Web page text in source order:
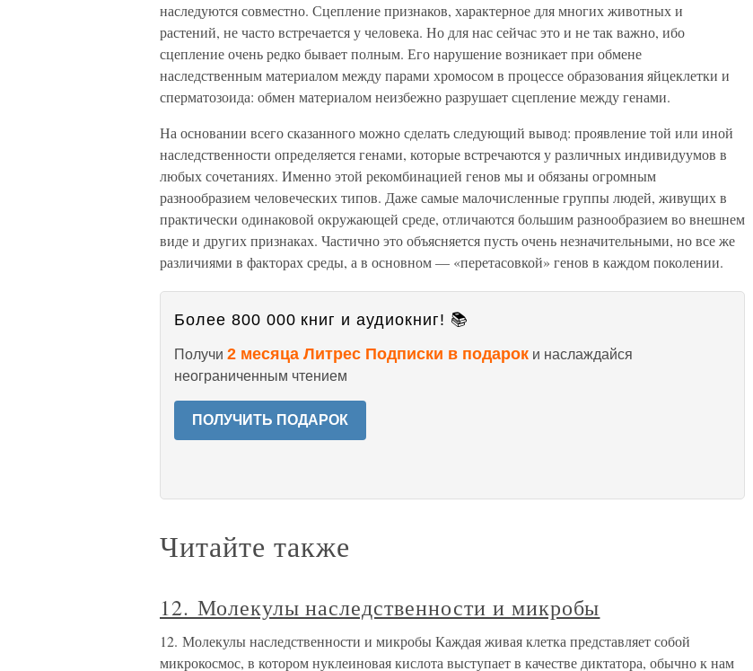
наследуются совместно. Сцепление признаков, характерное для многих животных и
растений, не часто встречается у человека. Но для нас сейчас это и не так важно, ибо
сцепление очень редко бывает полным. Его нарушение возникает при обмене
наследственным материалом между парами хромосом в процессе образования яйцеклетки и
сперматозоида: обмен материалом неизбежно разрушает сцепление между генами.
На основании всего сказанного можно сделать следующий вывод: проявление той или иной
наследственности определяется генами, которые встречаются у различных индивидуумов в
любых сочетаниях. Именно этой рекомбинацией генов мы и обязаны огромным
разнообразием человеческих типов. Даже самые малочисленные группы людей, живущих в
практически одинаковой окружающей среде, отличаются большим разнообразием во внешнем
виде и других признаках. Частично это объясняется пусть очень незначительными, но все же
различиями в факторах среды, а в основном — «перетасовкой» генов в каждом поколении.
Более 800 000 книг и аудиокниг! 📚
Получи 2 месяца Литрес Подписки в подарок и наслаждайся
неограниченным чтением
ПОЛУЧИТЬ ПОДАРОК
Читайте также
12. Молекулы наследственности и микробы
12. Молекулы наследственности и микробы Каждая живая клетка представляет собой
микрокосмос, в котором нуклеиновая кислота выступает в качестве диктатора, обычно к нам